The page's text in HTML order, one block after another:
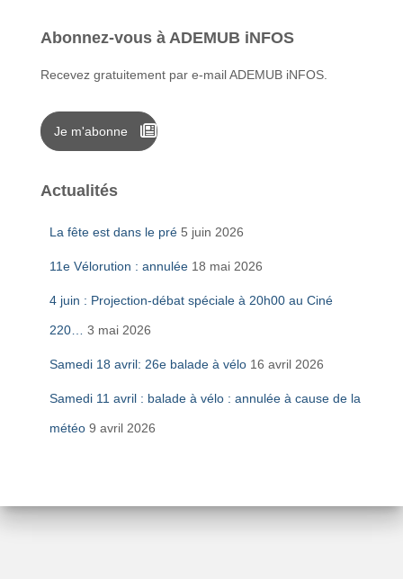
Abonnez-vous à ADEMUB iNFOS
Recevez gratuitement par e-mail ADEMUB iNFOS.
Je m'abonne
Actualités
La fête est dans le pré 5 juin 2026
11e Vélorution : annulée 18 mai 2026
4 juin : Projection-débat spéciale à 20h00 au Ciné
220… 3 mai 2026
Samedi 18 avril: 26e balade à vélo 16 avril 2026
Samedi 11 avril : balade à vélo : annulée à cause de la
météo 9 avril 2026